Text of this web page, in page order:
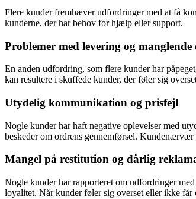
Flere kunder fremhæver udfordringer med at få
kunderne, der har behov for hjælp eller support.
Problemer med levering og
En anden udfordring, som flere kunder har
kan resultere i skuffede kunder, der føler sig
Utydelig kommunikation og prisfejl
Nogle kunder har haft negative oplevelser med
beskeder om ordrens gennemførsel.
Mangel på restitution og dårlig
Nogle kunder har rapporteret om udfordringer
loyalitet. Når kunder føler sig overset eller ikke